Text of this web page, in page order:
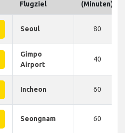
Flugziel (Minuten)
Seoul 80
Gimpo
Airport
40
Incheon 60
Seongnam 60